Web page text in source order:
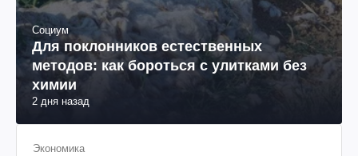
Социум
Для поклонников естественных
методов: как бороться с улитками без
химии
2 дня назад
Экономика